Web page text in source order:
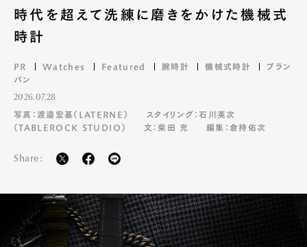
時代を超えて洗練に磨きをかけた機械式
時計
PR Watches Featured 腕時計 機械式時計
ブラン
パン
2026.07.28
写真：渡邉宏基（LATERNE）
スタイリング：石川英次
（TABLEROCK STUDIO）
文：柴田 充 編集：倉持佑次
Share: